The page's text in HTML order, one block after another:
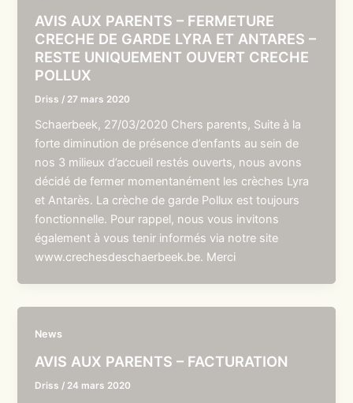
AVIS AUX PARENTS – FERMETURE
CRECHE DE GARDE LYRA ET ANTARES –
RESTE UNIQUEMENT OUVERT CRECHE
POLLUX
Driss / 27 mars 2020
Schaerbeek, 27/03/2020 Chers parents, Suite à la
forte diminution de présence d’enfants au sein de
nos 3 milieux d’accueil restés ouverts, nous avons
décidé de fermer momentanément les crèches Lyra
et Antarès. La crèche de garde Pollux est toujours
fonctionnelle. Pour rappel, nous vous invitons
également à vous tenir informés via notre site
www.crechesdeschaerbeek.be. Merci
News
AVIS AUX PARENTS – FACTURATION
Driss / 24 mars 2020